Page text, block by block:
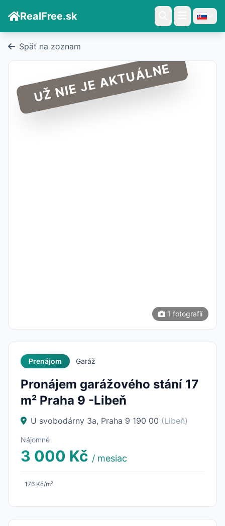
RealFree.sk
Späť na zoznam
UŽ NIE JE AKTUÁLNE
1 fotografií
Prenájom Garáž
Pronájem garážového stání 17
m² Praha 9 -Libeň
U svobodárny 3a, Praha 9 190 00 (Libeň)
Nájomné
3 000 Kč / mesiac
176 Kč/m²